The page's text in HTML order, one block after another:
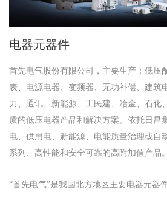
电器元器件
首先电气股份有限公司 ， 主要生产 ： 低压
表
电源电器 变频器 无功补偿 建筑
力
通讯 新能源 工民建 冶金 石化
质的低压电器产品和解决方案 。 依托日昌
电、供用电
新能源
电能质量治理或自
系列、高性能和安全可靠的高附加值产品。
“首先电气”是我国北方地区主要电器元器